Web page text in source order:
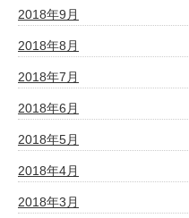
2018年9月
2018年8月
2018年7月
2018年6月
2018年5月
2018年4月
2018年3月